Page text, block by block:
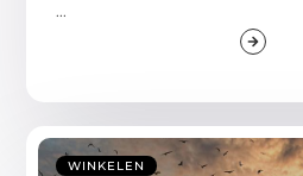
...
WINKELEN